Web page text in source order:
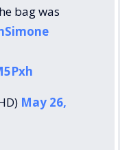
bag was
May 26,